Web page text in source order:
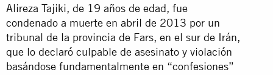
Alireza Tajiki, de 19 años de edad, fue
condenado a muerte en abril de 2013 por un
tribunal de la provincia de Fars, en el sur de Irán,
que lo declaró culpable de asesinato y violación
basándose fundamentalmente en “confesiones”